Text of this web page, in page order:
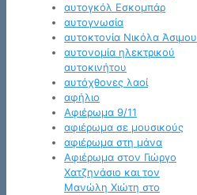
αυτογκόλ Εσκομπάρ
αυτογνωσία
αυτοκτονία Νικόλα Άσιμου
αυτονομία ηλεκτρικού
αυτοκινήτου
αυτόχθονες λαοί
αφήλιο
Αφιέρωμα 9/11
αφιέρωμα σε μουσικούς
αφιέρωμα στη μάνα
Αφιέρωμα στον Γιώργο
Χατζηνάσιο και τον
Μανώλη Χιώτη στο